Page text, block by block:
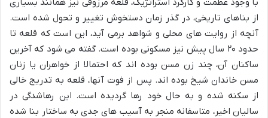
از بناهای تاریخی، در گذر زمان دستخوش تغییر و تحول شده است.
آنچه از روایت های محلی و شواهد برمی آید، این است که قلعه تا
حدود ۲۰ سال پیش نیز مسکونی بوده است. گفته می شود که آخرین
ساکنان آن، چند زن مسن بوده اند که احتمالا از خواهران یا زنان
مسن خاندان شیخ بوده اند. پس از فوت آنها، قلعه به تدریج خالی
از سکنه شده و به حال خود رها گردیده است. این رهاشدگی در
سالیان اخیر، متاسفانه منجر به آسیب های جدی به ساختار بنا شده